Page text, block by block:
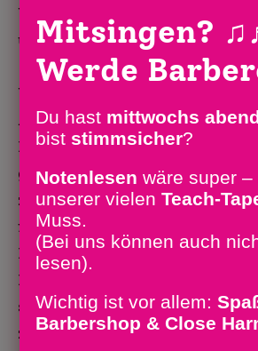
Weihnachtsmelodien,
und sogar eine
begeisterten das
Vereinshaus Lengsdorf.
Afterglow mischten sich
Barberellas unter das
gaben weitere
zum Besten. Ein
für die klangstarken
Leitung von Susanne
Die melodische
schönste Zeit des Jahres
zu wünschen übrig.
Mitsingen?
Werde
Du hast mittwochs
bist stimm­sicher?
Notenlesen wäre super –
unserer vielenTeach-
Muss.
(Bei uns können auch
lesen).
Wichtig ist vor allem:
Barbershop & Close